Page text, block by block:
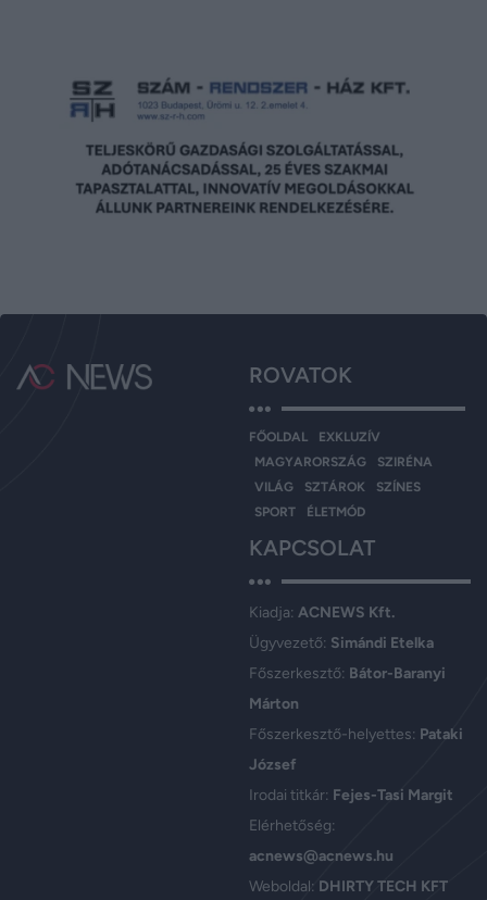
ROVATOK
FŐOLDAL
EXKLUZÍV
MAGYARORSZÁG
SZIRÉNA
VILÁG
SZTÁROK
SZÍNES
SPORT
ÉLETMÓD
KAPCSOLAT
Kiadja: ACNEWS Kft.
Ügyvezető: Simándi Etelka
Főszerkesztő: Bátor-Baranyi
Márton
Főszerkesztő-helyettes: Pataki
József
Irodai titkár: Fejes-Tasi Margit
Elérhetőség:
acnews@acnews.hu
Weboldal: DHIRTY TECH KFT